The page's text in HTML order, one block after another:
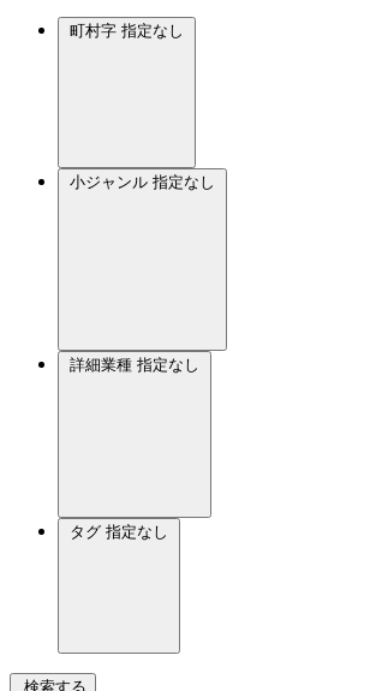
町村字 指定なし
小ジャンル 指定なし
詳細業種 指定なし
タグ 指定なし
検索する